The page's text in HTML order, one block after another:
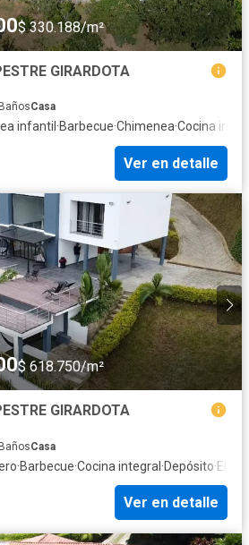
$ 330.188/m²
GIRARDOTA
BañosCasa
infantil ·Barbecue·Chimenea·Cocina
Ver en detalle
$ 618.750/m²
GIRARDOTA
BañosCasa
·Barbecue·Cocina integral ·Depósito·
Ver en detalle